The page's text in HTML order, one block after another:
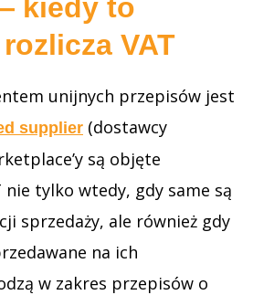
kiedy to
VAT
unijnych przepisów jest
supplier (dostawcy
są objęte
nie tylko wtedy, gdy same są
sprzedaży, ale również gdy
na ich
w zakres przepisów o